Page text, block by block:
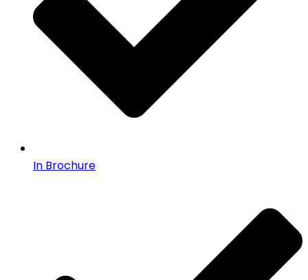
In Brochure